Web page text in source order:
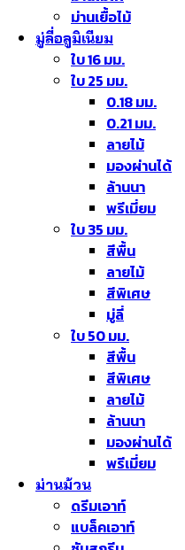
ม่านเยื้อไม้
มู่ลี่อลูมิเนียม
ใบ 16 มม.
ใบ 25 มม.
0.18 มม.
0.21 มม.
ลายไม้
มองผ่านได้
ล้านนา
พรีเมี่ยม
ใบ 35 มม.
สีพื้น
ลายไม้
สีพิเศษ
มู่ลี่
ใบ 50 มม.
สีพื้น
สีพิเศษ
ลายไม้
ล้านนา
มองผ่านได้
พรีเมี่ยม
ม่านม้วน
ดรีมเอาท์
แบล็คเอาท์